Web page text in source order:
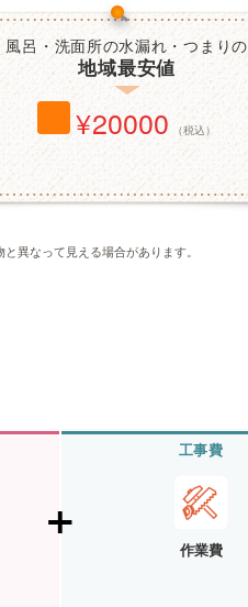
風呂・洗面所の水漏れ・つまりの
地域最安値
20000 （税込）
異なって見える場合があります。
工事費
作業費